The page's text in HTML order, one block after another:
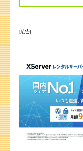
[広告]